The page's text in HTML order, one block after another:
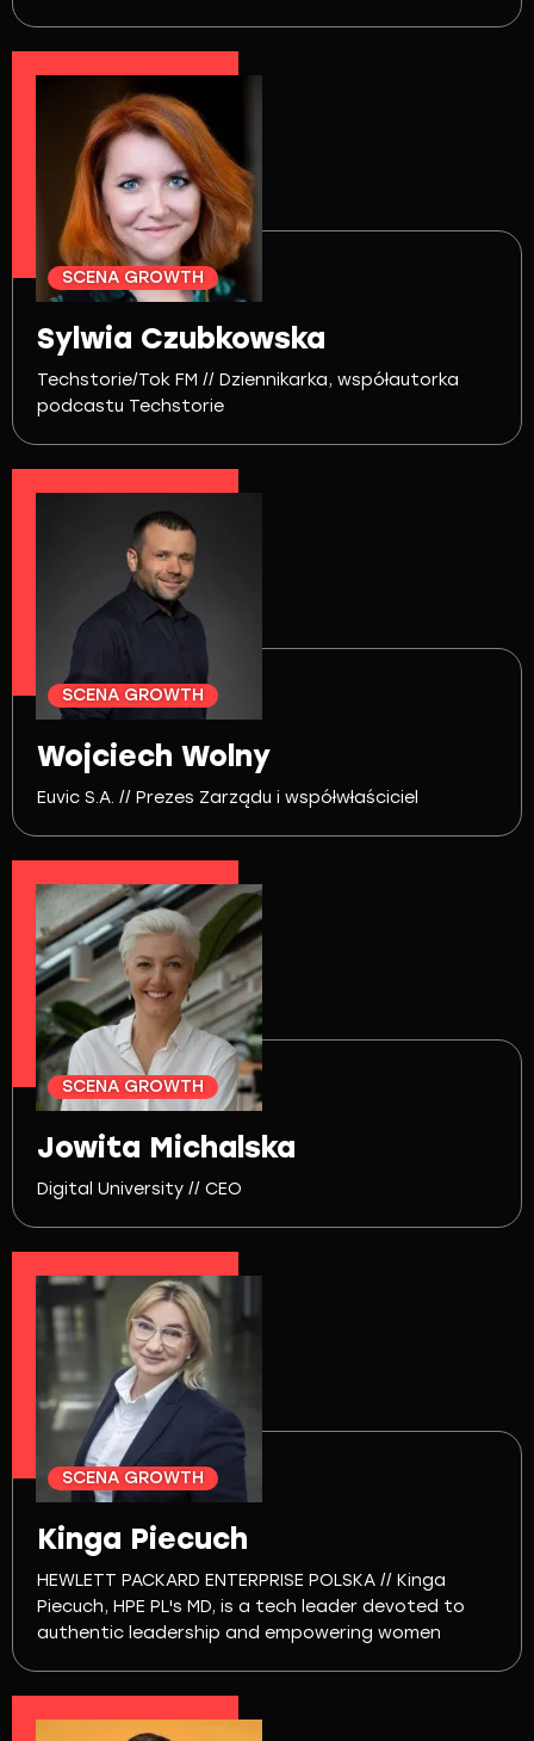
SCENA GROWTH
Sylwia Czubkowska
Techstorie/Tok FM // Dziennikarka, współautorka
podcastu Techstorie
SCENA GROWTH
Wojciech Wolny
Euvic S.A. // Prezes Zarządu i współwłaściciel
SCENA GROWTH
Jowita Michalska
Digital University // CEO
SCENA GROWTH
Kinga Piecuch
HEWLETT PACKARD ENTERPRISE POLSKA // Kinga
Piecuch, HPE PL's MD, is a tech leader devoted to
authentic leadership and empowering women